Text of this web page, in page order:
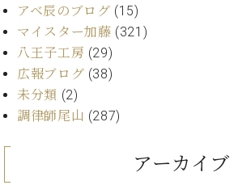
コ
ン
ー
ト
/
C.
パ
ン
の
取
り
組
み
イ
音
色
ベ
ら
せ・
メ
デ
ィ
ア
情
規
デ
ィ
ラ
ー・
取
オンライン試弾
メルマガ登録
趣
味
か
グ
アベ辰のブログ (15)
マイスター加藤 (321)
八王子工房 (29)
広報ブログ (38)
未分類 (2)
調律師尾山 (287)
アーカイブ